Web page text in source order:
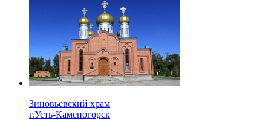
Зиновьевский храм
г.Усть-Каменогорск